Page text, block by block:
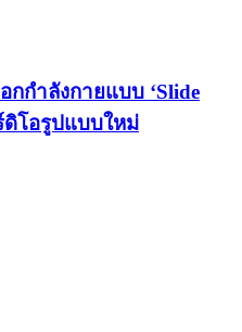
กำลังกายแบบ ‘Slide
ดิโอรูปแบบใหม่